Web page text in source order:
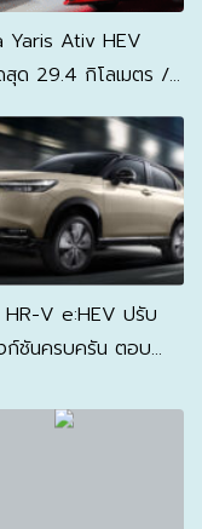
Yaris Ativ HEV
สุด 29.4 กิโลเมตร /
V e:HEV ปรับ
ก์ชันครบครัน ตอบ
แสน